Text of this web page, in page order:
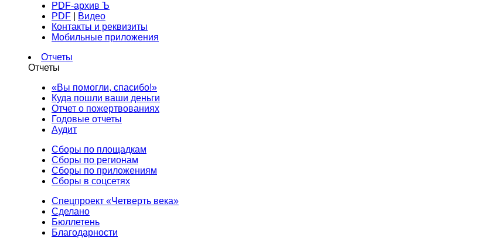
PDF-архив Ъ
PDF
Видео
Контакты и реквизиты
Мобильные приложения
Отчеты
Отчеты
«Вы помогли, спасибо!»
Куда пошли ваши деньги
Отчет о пожертвованиях
Годовые отчеты
Аудит
Сборы по площадкам
Сборы по регионам
Сборы по приложениям
Сборы в соцсетях
Спецпроект «Четверть века»
Сделано
Бюллетень
Благодарности